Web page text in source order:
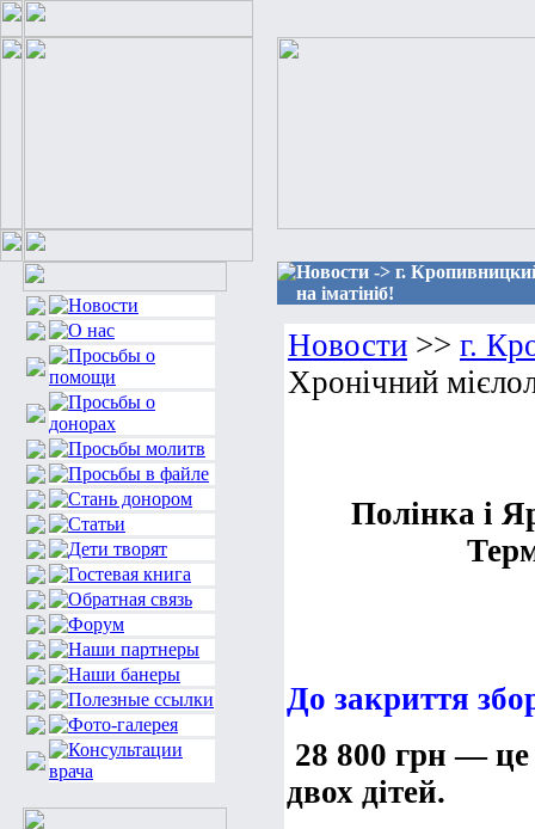
Новости -> г.
на іматініб!
Новости >> г.
Хронічний
Полінка і
До закриття
28 800 грн — це
двох дітей.